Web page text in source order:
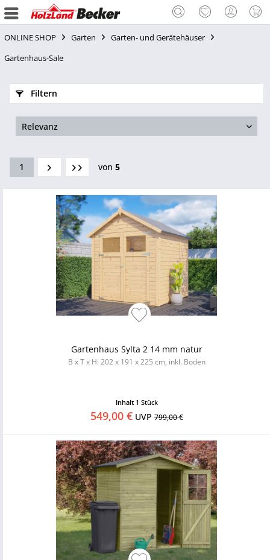
ONLINE SHOP Garten
Garten- und Gerätehäuser
Gartenhaus-Sale
Filtern
1 von 5
Gartenhaus Sylta 2 14 mm natur
B x T x H: 202 x 191 x 225 cm, inkl. Boden
Inhalt 1 Stück
549,00 €UVP799,00 €